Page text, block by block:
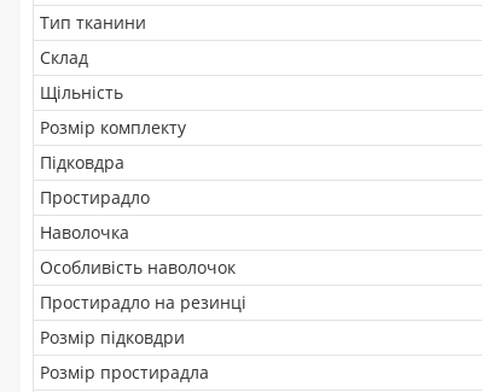
Тип тканини
Склад
Щільність
Розмір комплекту
Підковдра
Простирадло
Наволочка
Особливість наволочок
Простирадло на резинці
Розмір підковдри
Розмір простирадла